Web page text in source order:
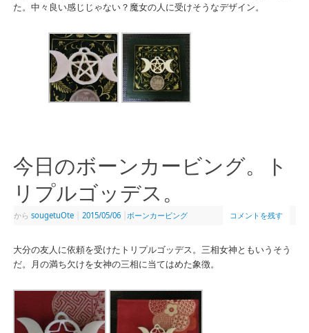
た。中々良い感じじゃない？魔女の人に受けそうなデザイン。
今日のボーンカービング。ト
リプルゴッデス。
から sougetuOte 2015/05/06 ボーンカービング コメントを残す
大分の友人に依頼を受けたトリプルゴッデス。三相女神ともいうそう
だ。月の満ち欠けを女神の三相に当てはめた象徴。